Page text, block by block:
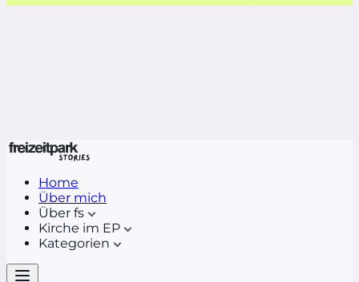
Home
Über mich
Über fs
Kirche im EP
Kategorien